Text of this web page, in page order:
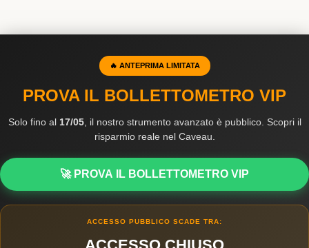
🔥 ANTEPRIMA LIMITATA
PROVA IL BOLLETTOMETRO VIP
Solo fino al 17/05, il nostro strumento avanzato è pubblico. Scopri il
risparmio reale nel Caveau.
🚀 PROVA IL BOLLETTOMETRO VIP
ACCESSO PUBBLICO SCADE TRA: